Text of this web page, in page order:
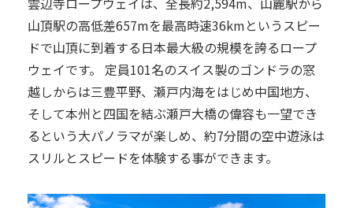
山頂駅の高低差657mを最高時速36kmというスピー
ドで山頂に到着する日本最大級の規模を誇るロープ
ウェイです。 定員101名のスイス製のゴンドラの窓
越しからは三豊平野、瀬戸内海をはじめ中国地方、
そして本州と四国を結ぶ瀬戸大橋の偉容も一望でき
るという大パノラマが楽しめ、約7分間の空中遊泳は
スリルとスピードを体験する事ができます。